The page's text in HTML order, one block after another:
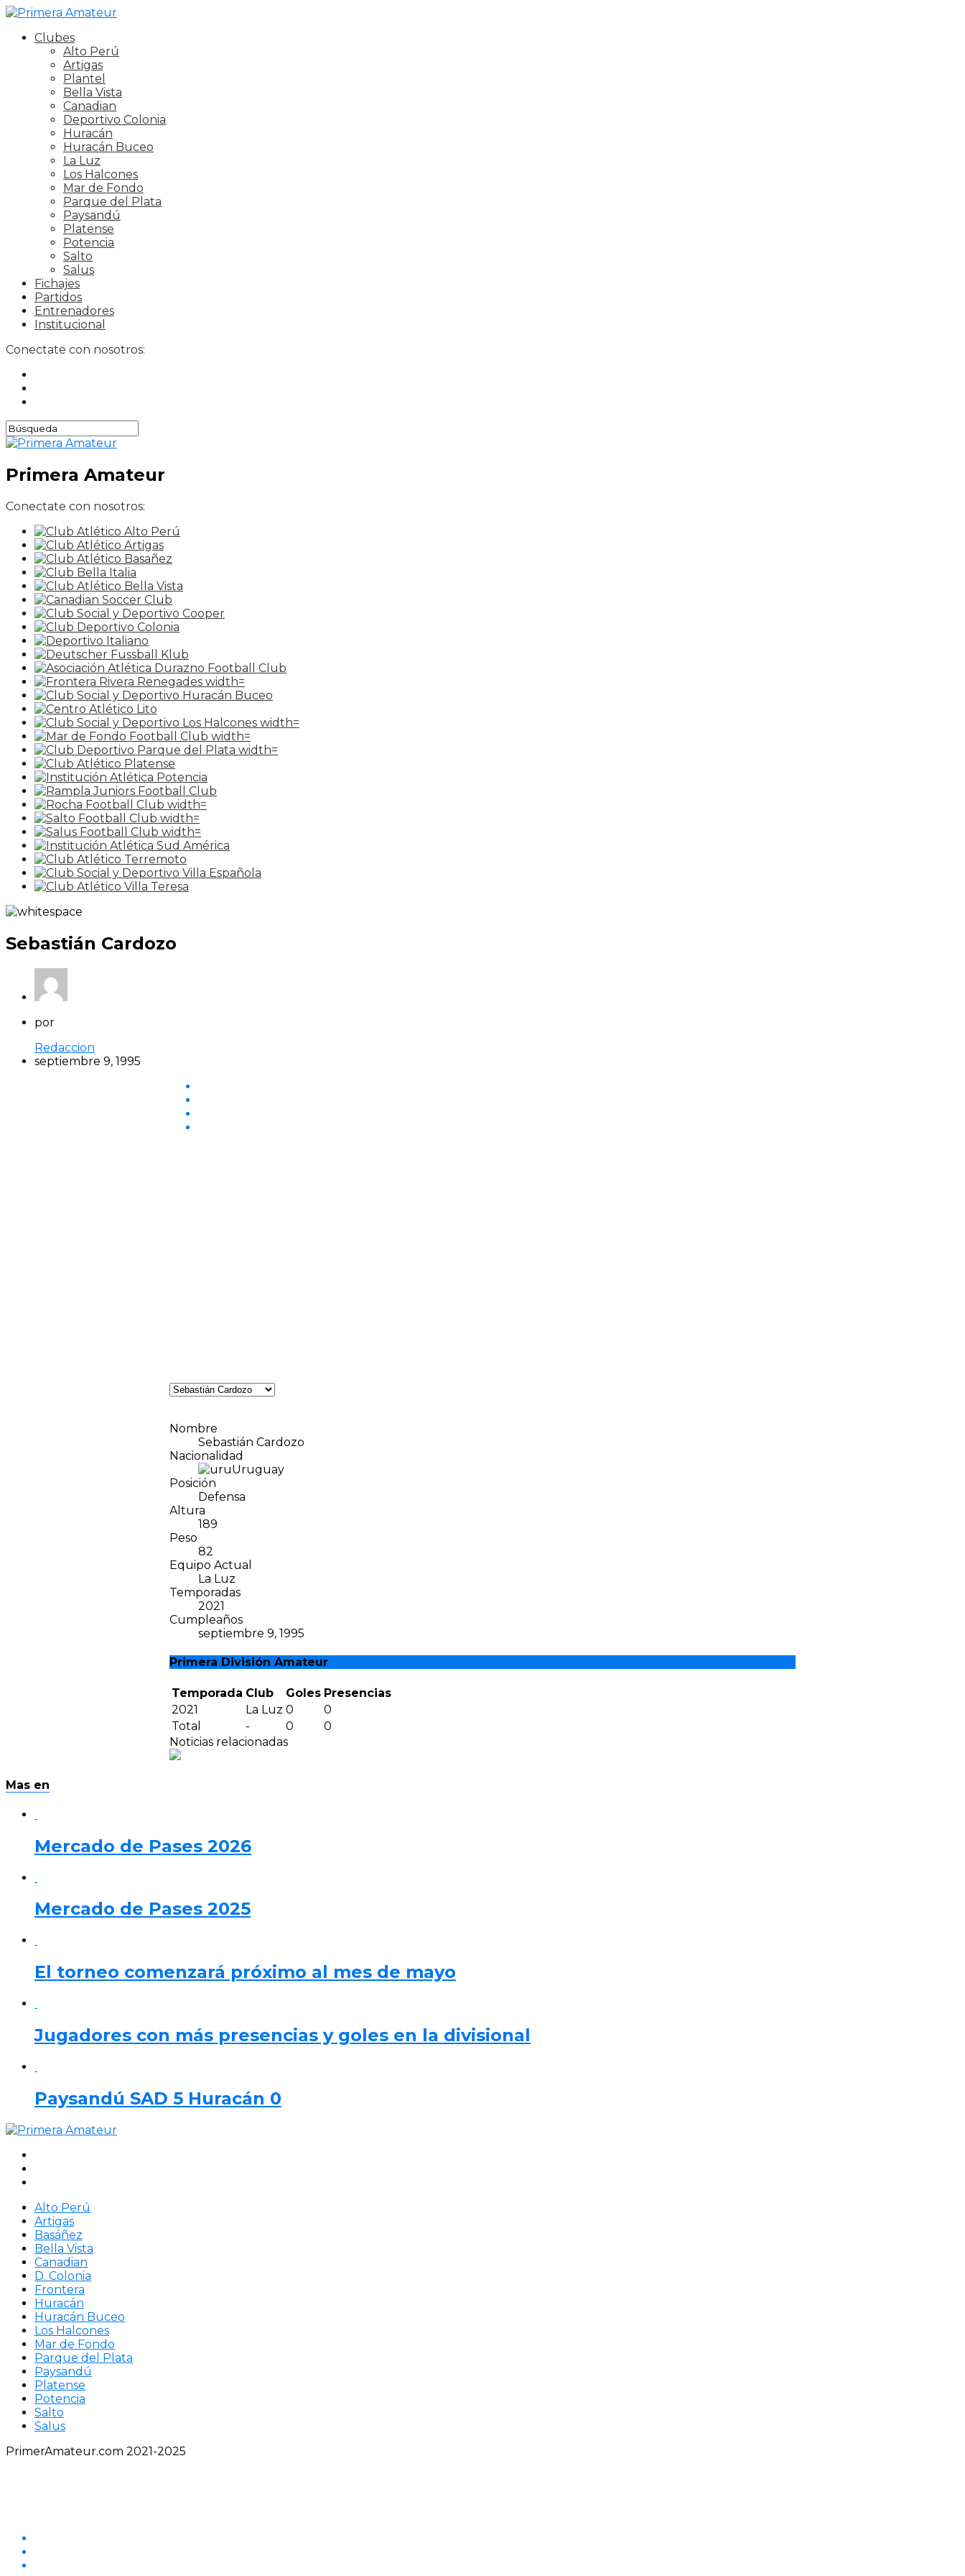
Clubes
Alto Perú
Artigas
Plantel
Bella Vista
Canadian
Deportivo Colonia
Huracán
Huracán Buceo
La Luz
Los Halcones
Mar de Fondo
Parque del Plata
Paysandú
Platense
Potencia
Salto
Salus
Fichajes
Partidos
Entrenadores
Institucional
Conectate con nosotros:
Primera Amateur
Conectate con nosotros:
Sebastián Cardozo
por
Redaccion
septiembre 9, 1995
Nombre
Sebastián Cardozo
Nacionalidad
Uruguay
Posición
Defensa
Altura
189
Peso
82
Equipo Actual
La Luz
Temporadas
2021
Cumpleaños
septiembre 9, 1995
Primera División Amateur
Temporada Club Goles Presencias
2021
La Luz 0
0
Total
- 0
0
Noticias relacionadas
Mas en
Mercado de Pases 2026
Mercado de Pases 2025
El torneo comenzará próximo al mes de mayo
Jugadores con más presencias y goles en la divisional
Paysandú SAD 5 Huracán 0
Alto Perú
Artigas
Basáñez
Bella Vista
Canadian
D. Colonia
Frontera
Huracán
Huracán Buceo
Los Halcones
Mar de Fondo
Parque del Plata
Paysandú
Platense
Potencia
Salto
Salus
PrimerAmateur.com 2021-2025